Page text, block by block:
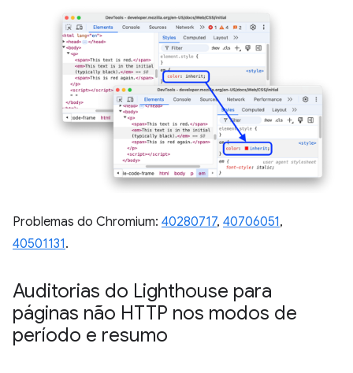
Problemas do Chromium: 40280717, 40706051,
40501131.
Auditorias do Lighthouse para
páginas não HTTP nos modos de
período e resumo